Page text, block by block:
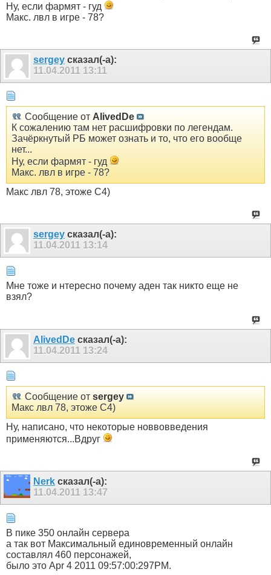
Ну, если фармят - гуд
Макс. лвл в игре - 78?
sergey сказал(-а):
11.04.2011 13:11
Сообщение от AlivedDe
К сожалению там нет расшифровки по легендам.
Зачёркнутый РБ может ознать и то, что его вообще
нет...
Ну, если фармят - гуд
Макс. лвл в игре - 78?
Макс лвл 78, этоже С4)
sergey сказал(-а):
11.04.2011 13:14
Мне тоже и нтересно почему аден так никто еще не
взял?
AlivedDe сказал(-а):
11.04.2011 13:24
Сообщение от sergey
Макс лвл 78, этоже С4)
Ну, написано, что некоторые новвовведения
применяются...Вдруг
Nerk сказал(-а):
11.04.2011 13:47
В пике 350 онлайн сервера
а так вот Максимальный единовременный онлайн
составлял 460 персонажей,
было это Apr 4 2011 09:57:00:297PM.